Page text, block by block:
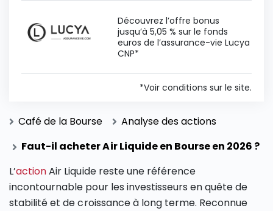
Découvrez l’offre bonus
jusqu’à 5,05 % sur le fonds
euros de l’assurance-vie Lucya
CNP*
*Voir conditions sur le site.
Café de la Bourse
Analyse des actions
Faut-il acheter Air Liquide en Bourse en 2026 ?
L’actionAir Liquide reste une référence
incontournable pour les investisseurs en quête de
stabilité et de croissance à long terme. Reconnue